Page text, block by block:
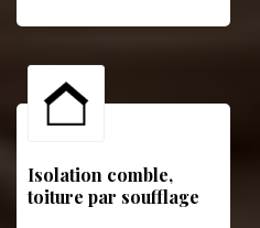
Isolation comble,
toiture par soufflage